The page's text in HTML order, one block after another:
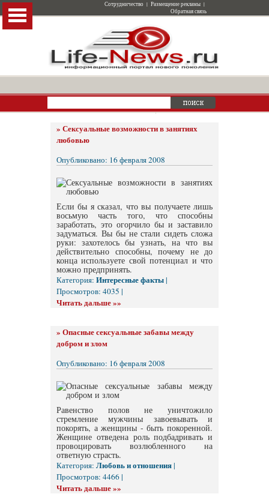
Сотрудничество | Размещение рекламы |
Обратная связь
» Сексуальные возможности в занятиях
любовью
Опубликовано: 16 февраля 2008
Если бы я сказал, что вы получаете лишь
восьмую часть того, что способны
заработать, это огорчило бы и заставило
задуматься. Вы бы не стали сидеть сложа
руки: захотелось бы узнать, на что вы
действительно способны, почему не до
конца используете свой потенциал и что
можно предпринять.
Категория: Интересные факты|
Просмотров: 4035 |
Читать дальше »»
» Опасные сексуальные забавы между
добром и злом
Опубликовано: 16 февраля 2008
Равенство полов не уничтожило
стремление мужчины завоевывать и
покорять, а женщины - быть покоренной.
Женщине отведена роль подбадривать и
провоцировать возлюбленного на
ответную страсть.
Категория: Любовь и отношения|
Просмотров: 4466 |
Читать дальше »»